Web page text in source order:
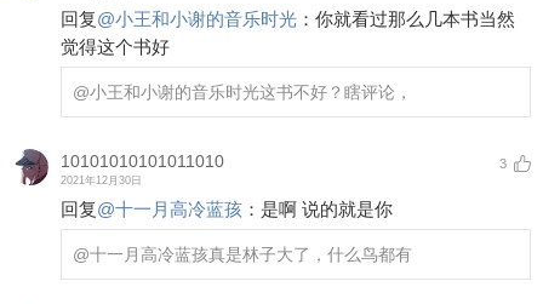
回复@小王和小谢的音乐时光 ： 你就看过那么几本书当然
觉得这个书好
@小王和小谢的音乐时光这书不好？瞎评论，
10101010101011010
2021年12月30日
3
回复@十一月高冷蓝孩 ： 是啊 说的就是你
@十一月高冷蓝孩真是林子大了，什么鸟都有